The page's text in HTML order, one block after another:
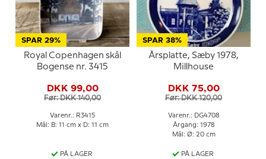
SPAR 29%
Royal Copenhagen skål
Bogense nr. 3415
DKK 99,00
Før: DKK 140,00
Varenr.: R3415
Mål: B: 11 cm x D: 11 cm
PÅ LAGER
SPAR 38%
Årsplatte, Sæby 1978,
Millhouse
DKK 75,00
Før: DKK 120,00
Varenr.: DG4708
Årgang: 1978
Mål: Ø: 20 cm
PÅ LAGER